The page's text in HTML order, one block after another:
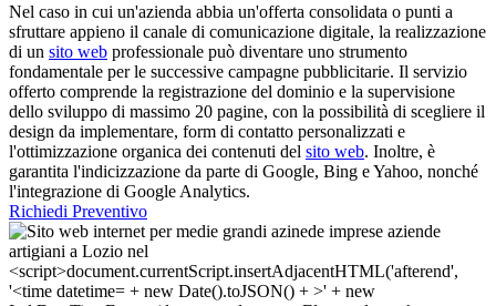
Nel caso in cui un'azienda abbia un'offerta consolidata o punti a
sfruttare appieno il canale di comunicazione digitale, la realizzazione
di un sito web professionale può diventare uno strumento
fondamentale per le successive campagne pubblicitarie. Il servizio
offerto comprende la registrazione del dominio e la supervisione
dello sviluppo di massimo 20 pagine, con la possibilità di scegliere il
design da implementare, form di contatto personalizzati e
l'ottimizzazione organica dei contenuti del sito web. Inoltre, è
garantita l'indicizzazione da parte di Google, Bing e Yahoo, nonché
l'integrazione di Google Analytics.
Richiedi Preventivo